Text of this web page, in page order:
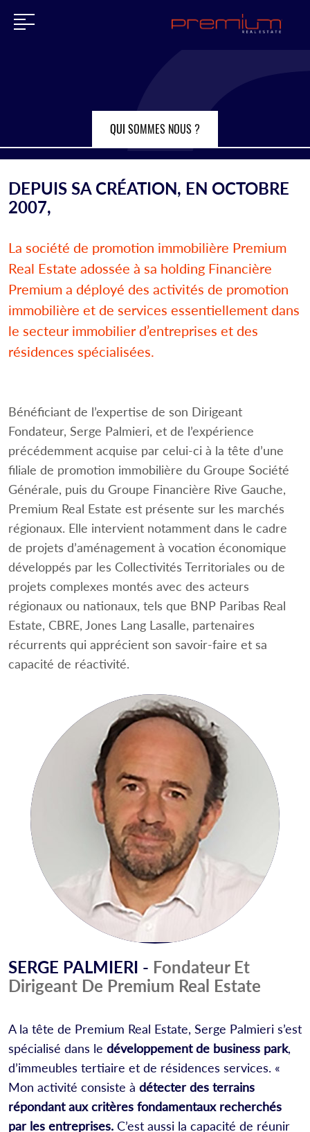
QUI SOMMES NOUS ?
DEPUIS SA CRÉATION, EN OCTOBRE
2007,
La société de promotion immobilière Premium
Real Estate adossée à sa holding Financière
Premium a déployé des activités de promotion
immobilière et de services essentiellement dans
le secteur immobilier d’entreprises et des
résidences spécialisées.
Bénéficiant de l’expertise de son Dirigeant
Fondateur, Serge Palmieri, et de l’expérience
précédemment acquise par celui-ci à la tête d’une
filiale de promotion immobilière du Groupe Société
Générale, puis du Groupe Financière Rive Gauche,
Premium Real Estate est présente sur les marchés
régionaux. Elle intervient notamment dans le cadre
de projets d’aménagement à vocation économique
développés par les Collectivités Territoriales ou de
projets complexes montés avec des acteurs
régionaux ou nationaux, tels que BNP Paribas Real
Estate, CBRE, Jones Lang Lasalle, partenaires
récurrents qui apprécient son savoir-faire et sa
capacité de réactivité.
SERGE PALMIERI - Fondateur Et
Dirigeant De Premium Real Estate
A la tête de Premium Real Estate, Serge Palmieri s’est
spécialisé dans le développement de business park,
d’immeubles tertiaire et de résidences services. «
Mon activité consiste à détecter des terrains
répondant aux critères fondamentaux recherchés
par les entreprises. C’est aussi la capacité de réunir